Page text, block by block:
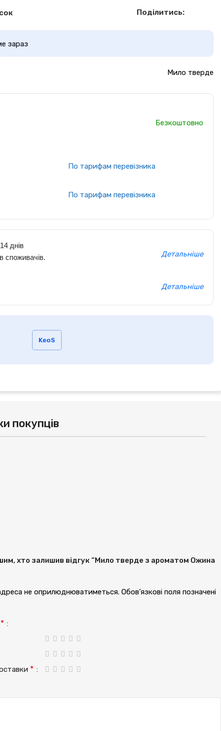
Поділитись:
зараз
Мило тверде
Безкоштовно
По тарифам перевізника
По тарифам перевізника
днів
споживачів.
Детальніше
Детальніше
KeoS
покупців
хто залишив відгук “Мило тверде з ароматом Ожина
не оприлюднюватиметься. Обов’язкові поля позначені
*
*